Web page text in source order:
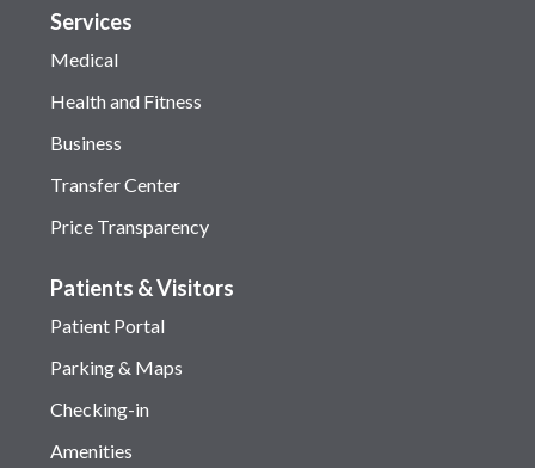
Services
Medical
Health and Fitness
Business
Transfer Center
Price Transparency
Patients & Visitors
Patient Portal
Parking & Maps
Checking-in
Amenities